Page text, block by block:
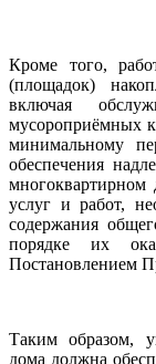
Кроме того,
(площадок)
включая
мусороприёмных
минимальному
обеспечения
услуг и работ,
содержания
порядке их
Постановлением
Таким образом,
дома должна